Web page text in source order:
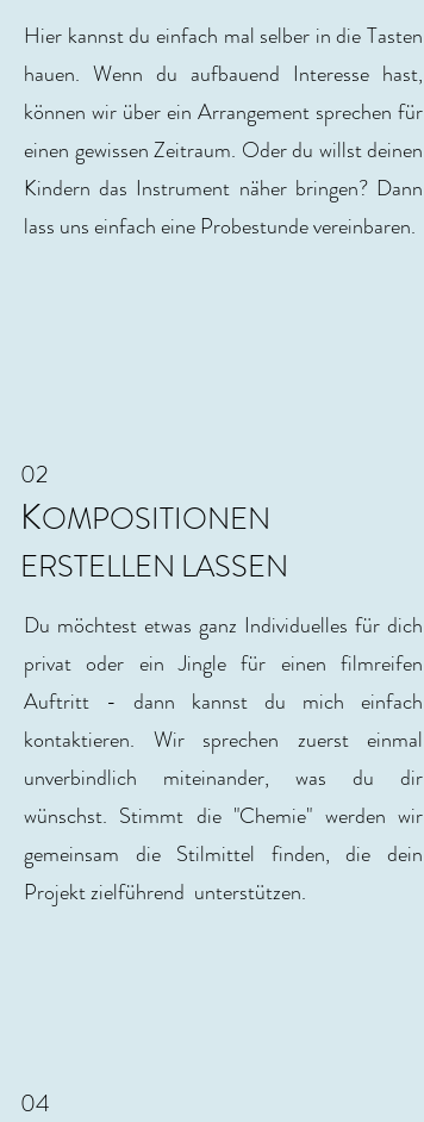
Hier kannst du einfach mal selber in die Tasten
hauen. Wenn du aufbauend Interesse hast,
können wir über ein Arrangement sprechen für
einen gewissen Zeitraum. Oder du willst deinen
Kindern das Instrument näher bringen? Dann
lass uns einfach eine Probestunde vereinbaren.
02
KOMPOSITIONEN
ERSTELLEN LASSEN
Du möchtest etwas ganz Individuelles für dich
privat oder ein Jingle für einen filmreifen
Auftritt - dann kannst du mich einfach
kontaktieren. Wir sprechen zuerst einmal
unverbindlich miteinander, was du dir
wünschst. Stimmt die "Chemie" werden wir
gemeinsam die Stilmittel finden, die dein
Projekt zielführend unterstützen.
04